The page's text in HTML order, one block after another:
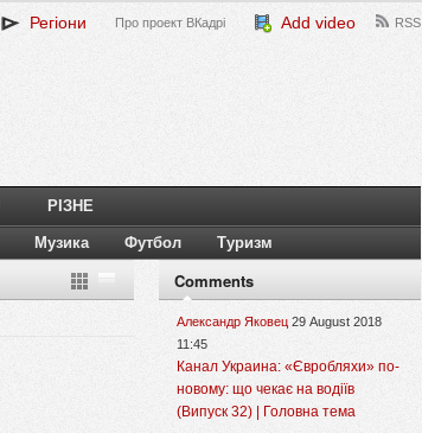
Регіони Про проект ВКадрі Add video RSS
РІЗНЕ
Музика Футбол Туризм
Comments
Александр Яковец 29 August 2018
11:45
Канал Украина: «Євробляхи» по-
новому: що чекає на водіїв
(Випуск 32) | Головна тема